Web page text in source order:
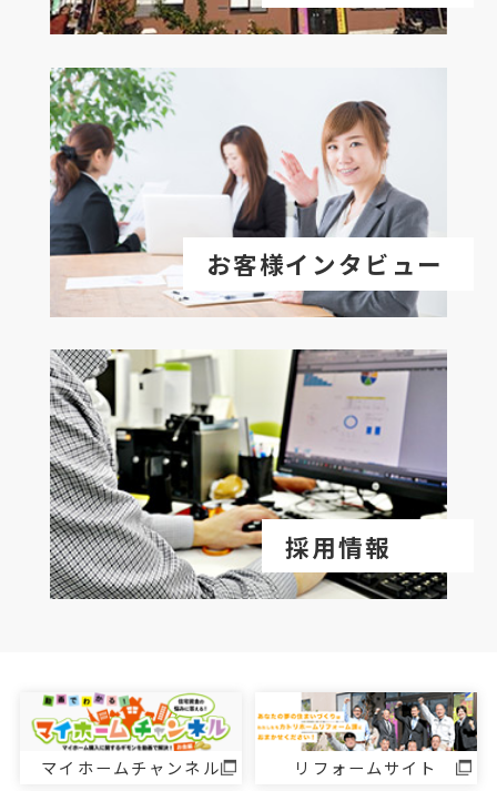
お客様インタビュー
採用情報
マイホームチャンネル リフォームサイト